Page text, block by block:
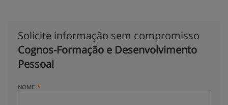
Solicite informação sem compromisso
Cognos-Formação e Desenvolvimento
Pessoal
NOME